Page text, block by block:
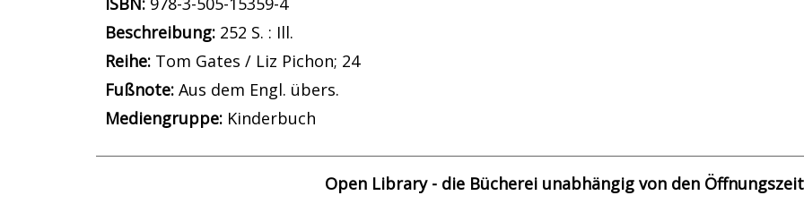
Beschreibung: 252 S. : Ill.
Reihe: Tom Gates / Liz Pichon; 24
Suche nach dieser Beteiligten Person
Fußnote: Aus dem Engl. übers.
Mediengruppe: Kinderbuch
Open Library - die Bücherei unabhängig von den